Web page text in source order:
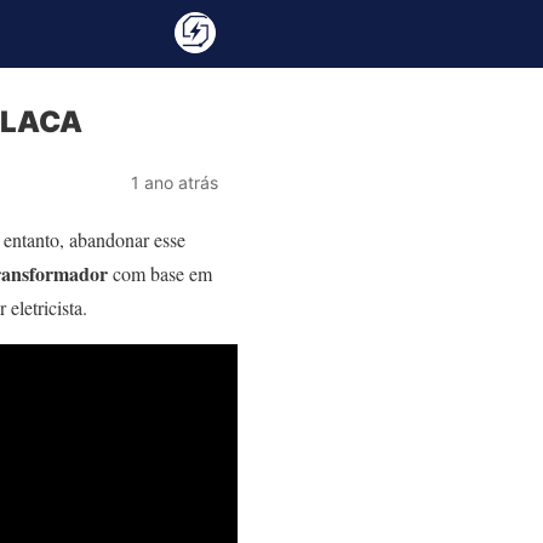
1 ano atrás
abandonar esse
com base em
eletricista.